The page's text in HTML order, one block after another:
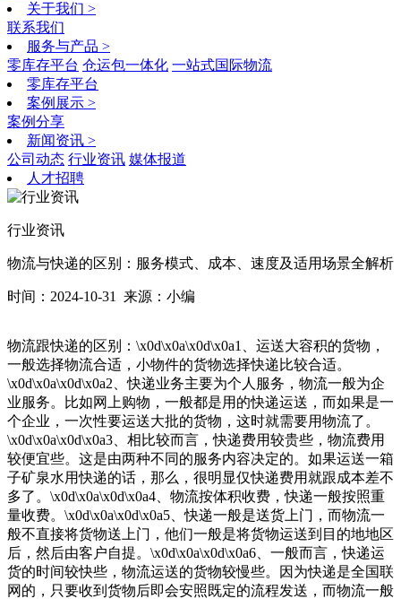
关于我们 >
联系我们
服务与产品 >
零库存平台 仓运包一体化 一站式国际物流
零库存平台
案例展示 >
案例分享
新闻资讯 >
公司动态 行业资讯 媒体报道
人才招聘
行业资讯
物流与快递的区别：服务模式、成本、速度及适用场景全解析
时间：2024-10-31 来源：小编
物流跟快递的区别：\x0d\x0a\x0d\x0a1、运送大容积的货物，
一般选择物流合适，小物件的货物选择快递比较合适。
\x0d\x0a\x0d\x0a2、快递业务主要为个人服务，物流一般为企
业服务。比如网上购物，一般都是用的快递运送，而如果是一
个企业，一次性要运送大批的货物，这时就需要用物流了。
\x0d\x0a\x0d\x0a3、相比较而言，快递费用较贵些，物流费用
较便宜些。这是由两种不同的服务内容决定的。如果运送一箱
子矿泉水用快递的话，那么，很明显仅快递费用就跟成本差不
多了。\x0d\x0a\x0d\x0a4、物流按体积收费，快递一般按照重
量收费。\x0d\x0a\x0d\x0a5、快递一般是送货上门，而物流一
般不直接将货物送上门，他们一般是将货物运送到目的地地区
后，然后由客户自提。\x0d\x0a\x0d\x0a6、一般而言，快递运
货的时间较快些，物流运送的货物较慢些。因为快递是全国联
网的，只要收到货物后即会安照既定的流程发送，而物流一般